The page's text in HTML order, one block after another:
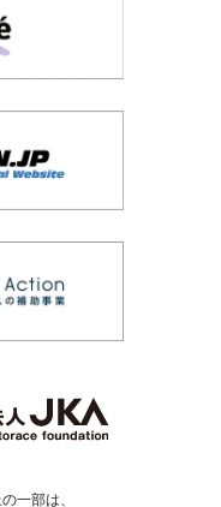
一部は、